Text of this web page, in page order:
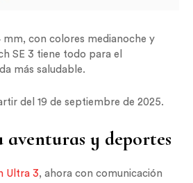
mm, con colores medianoche y
SE 3 tiene todo para el
más saludable.
del 19 de septiembre de 2025.
y deportes
Ultra 3, ahora con comunicación